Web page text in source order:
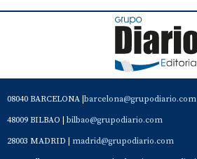
08040 BARCELONA | barcelona@grupodiario.com
48009 BILBAO | bilbao@grupodiario.com
28003 MADRID | madrid@grupodiario.com